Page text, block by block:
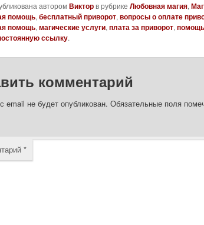
авторомВикторв рубрике Любовная магия,
помощь, бесплатный приворот, вопросы о оплате
помощь, магические услуги, плата за приворот,
ссылку.
комментарий
email не будет опубликован. Обязательные поля
*